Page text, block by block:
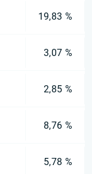
19,83 %
3,07 %
2,85 %
8,76 %
5,78 %